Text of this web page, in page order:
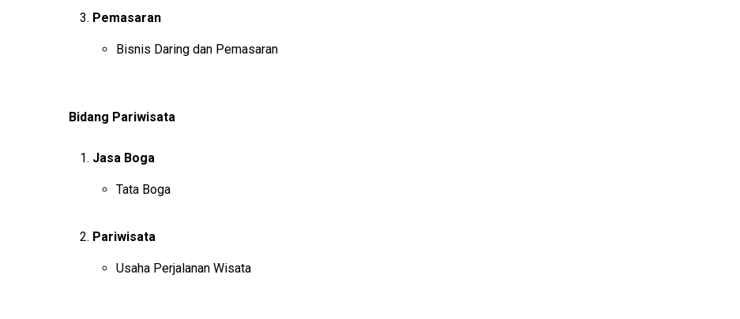
Pemasaran
Bisnis Daring dan Pemasaran
Bidang Pariwisata
Jasa Boga
Tata Boga
Pariwisata
Usaha Perjalanan Wisata